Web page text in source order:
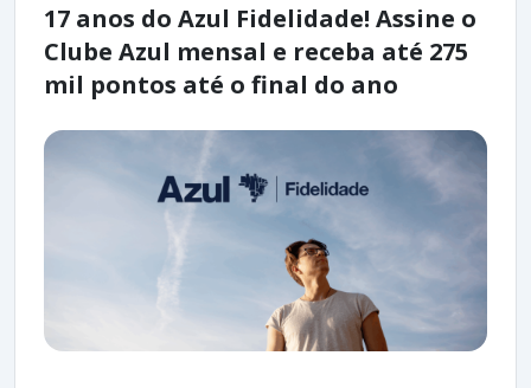
17 anos do Azul Fidelidade! Assine o
Clube Azul mensal e receba até 275
mil pontos até o final do ano